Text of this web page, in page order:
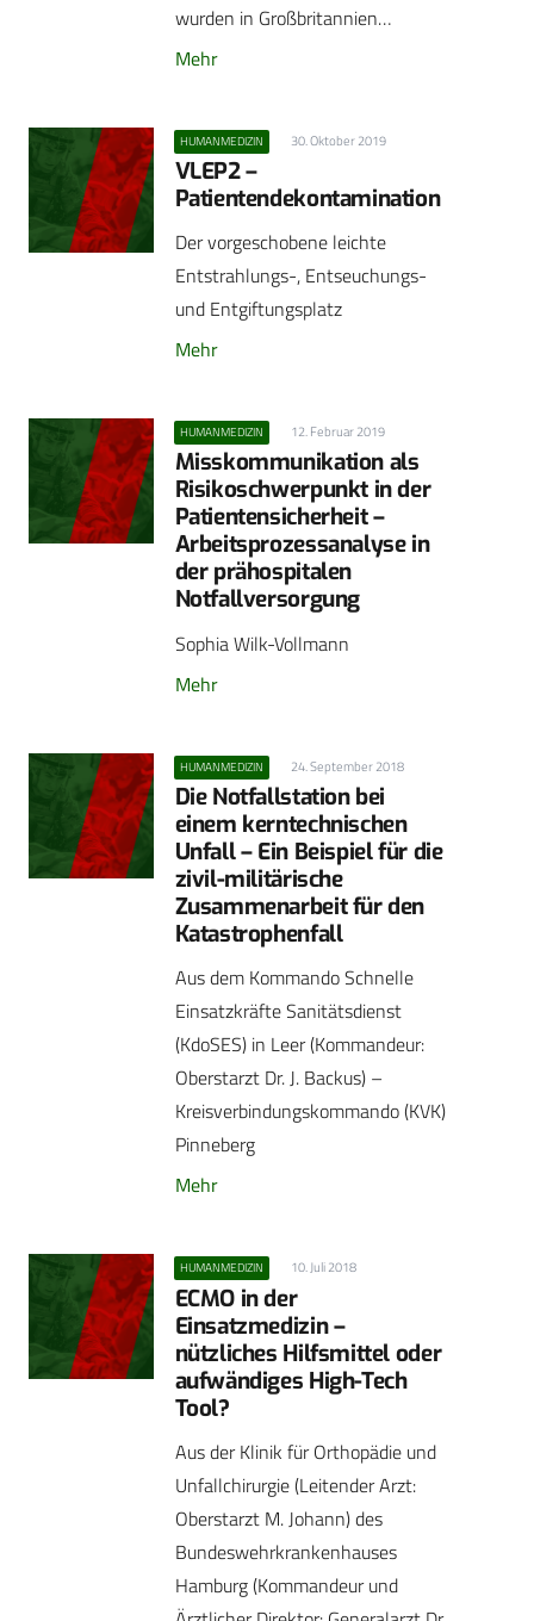
wurden in Großbritannien…
Mehr
HUMANMEDIZIN 30. Oktober 2019
VLEP2 –
Patientendekontamination
Der vorgeschobene leichte
Entstrahlungs-, Entseuchungs-
und Entgiftungsplatz
Mehr
HUMANMEDIZIN 12. Februar 2019
Misskommunikation als
Risikoschwerpunkt in der
Patientensicherheit –
Arbeitsprozessanalyse in
der prähospitalen
Notfallversorgung
Sophia Wilk-Vollmann
Mehr
HUMANMEDIZIN 24. September 2018
Die Notfallstation bei
einem ­kerntechnischen
Unfall – Ein Beispiel für die
zivil-militärische
Zusammenarbeit für den
Katastrophenfall
Aus dem Kommando Schnelle
Einsatzkräfte Sanitätsdienst
(KdoSES) in Leer (Kommandeur:
Oberstarzt Dr. J. Backus) –
Kreisverbindungskommando (KVK)
Pinneberg
Mehr
HUMANMEDIZIN 10. Juli 2018
ECMO in der
Einsatzmedizin –
nützliches Hilfsmittel oder
aufwändiges High-Tech
Tool?
Aus der Klinik für Orthopädie und
Unfallchirurgie (Leitender Arzt:
Oberstarzt M. Johann) des
Bundeswehrkrankenhauses
Hamburg (Kommandeur und